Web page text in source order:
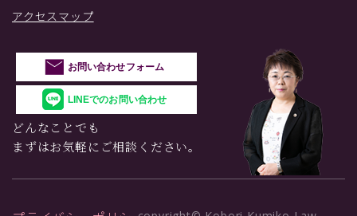
アクセスマップ
お問い合わせフォーム
LINEでのお問い合わせ
どんなことでも
まずはお気軽にご相談ください。